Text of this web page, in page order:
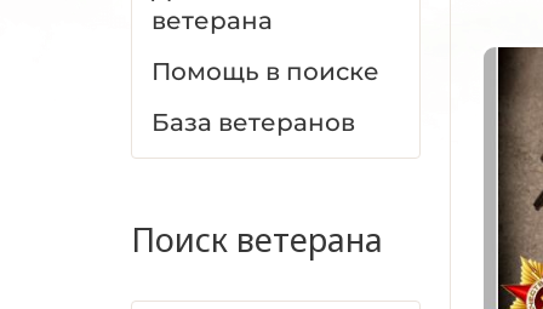
ветерана
Помощь в поиске
База ветеранов
Поиск ветерана